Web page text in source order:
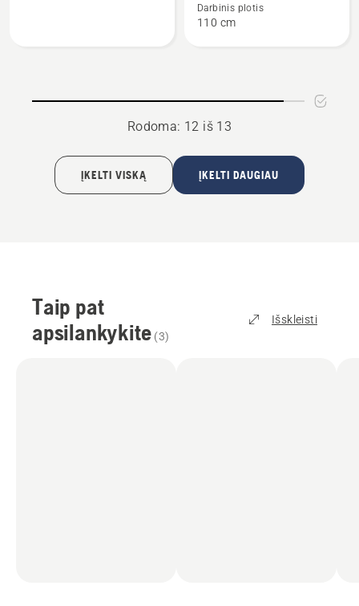
Akėčios
Darbinis plotis
110 cm
Rodoma: 12 iš 13
ĮKELTI VISKĄ ĮKELTI DAUGIAU
Taip pat
apsilankykite (3)
Išskleisti